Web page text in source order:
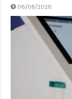
06/08/2026